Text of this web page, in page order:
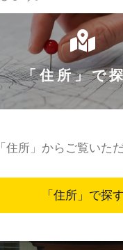
「住所」で
「住所」からご覧いた
「住所」で探す